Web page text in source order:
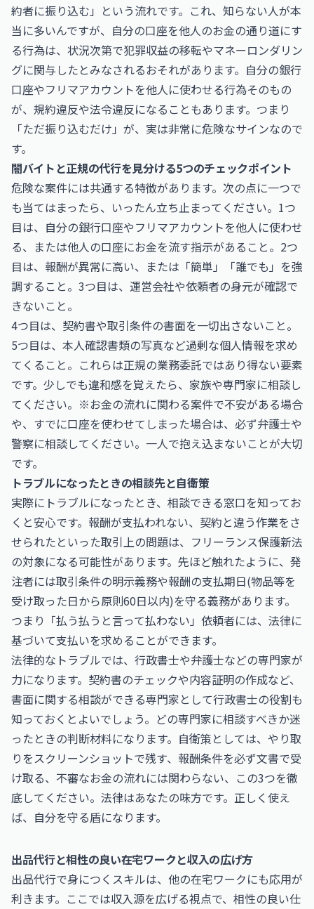
約者に振り込む」という流れです。これ、知らない人が本
当に多いんですが、自分の口座を他人のお金の通り道にす
る行為は、状況次第で犯罪収益の移転やマネーロンダリン
グに関与したとみなされるおそれがあります。自分の銀行
口座やフリマアカウントを他人に使わせる行為そのもの
が、規約違反や法令違反になることもあります。つまり
「ただ振り込むだけ」が、実は非常に危険なサインなので
す。
闇バイトと正規の代行を見分ける5つのチェックポイント
危険な案件には共通する特徴があります。次の点に一つで
も当てはまったら、いったん立ち止まってください。1つ
目は、自分の銀行口座やフリマアカウントを他人に使わせ
る、または他人の口座にお金を流す指示があること。2つ
目は、報酬が異常に高い、または「簡単」「誰でも」を強
調すること。3つ目は、運営会社や依頼者の身元が確認で
きないこと。
4つ目は、契約書や取引条件の書面を一切出さないこと。
5つ目は、本人確認書類の写真など過剰な個人情報を求め
てくること。これらは正規の業務委託ではあり得ない要素
です。少しでも違和感を覚えたら、家族や専門家に相談し
てください。※お金の流れに関わる案件で不安がある場合
や、すでに口座を使わせてしまった場合は、必ず弁護士や
警察に相談してください。一人で抱え込まないことが大切
です。
トラブルになったときの相談先と自衛策
実際にトラブルになったとき、相談できる窓口を知ってお
くと安心です。報酬が支払われない、契約と違う作業をさ
せられたといった取引上の問題は、フリーランス保護新法
の対象になる可能性があります。先ほど触れたように、発
注者には取引条件の明示義務や報酬の支払期日(物品等を
受け取った日から原則60日以内)を守る義務があります。
つまり「払う払うと言って払わない」依頼者には、法律に
基づいて支払いを求めることができます。
法律的なトラブルでは、行政書士や弁護士などの専門家が
力になります。契約書のチェックや内容証明の作成など、
書面に関する相談ができる専門家として行政書士の役割も
知っておくとよいでしょう。どの専門家に相談すべきか迷
ったときの判断材料になります。自衛策としては、やり取
りをスクリーンショットで残す、報酬条件を必ず文書で受
け取る、不審なお金の流れには関わらない、この3つを徹
底してください。法律はあなたの味方です。正しく使え
ば、自分を守る盾になります。
出品代行と相性の良い在宅ワークと収入の広げ方
出品代行で身につくスキルは、他の在宅ワークにも応用が
利きます。ここでは収入源を広げる視点で、相性の良い仕